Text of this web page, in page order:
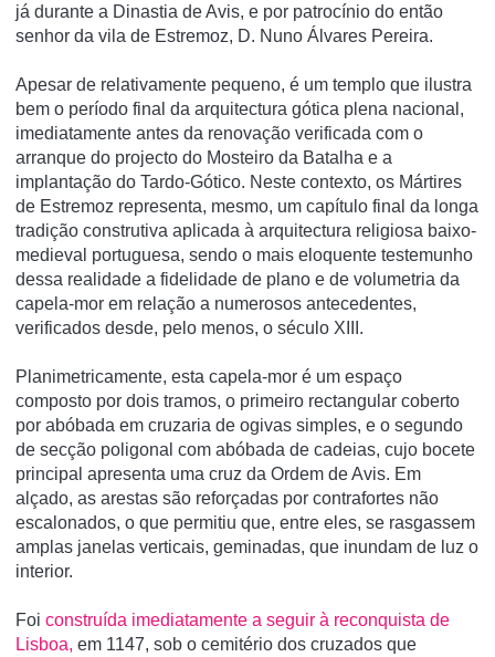
já durante a Dinastia de Avis, e por patrocínio do então
senhor da vila de Estremoz, D. Nuno Álvares Pereira.
Apesar de relativamente pequeno, é um templo que ilustra
bem o período final da arquitectura gótica plena nacional,
imediatamente antes da renovação verificada com o
arranque do projecto do Mosteiro da Batalha e a
implantação do Tardo-Gótico. Neste contexto, os Mártires
de Estremoz representa, mesmo, um capítulo final da longa
tradição construtiva aplicada à arquitectura religiosa baixo-
medieval portuguesa, sendo o mais eloquente testemunho
dessa realidade a fidelidade de plano e de volumetria da
capela-mor em relação a numerosos antecedentes,
verificados desde, pelo menos, o século XIII.
Planimetricamente, esta capela-mor é um espaço
composto por dois tramos, o primeiro rectangular coberto
por abóbada em cruzaria de ogivas simples, e o segundo
de secção poligonal com abóbada de cadeias, cujo bocete
principal apresenta uma cruz da Ordem de Avis. Em
alçado, as arestas são reforçadas por contrafortes não
escalonados, o que permitiu que, entre eles, se rasgassem
amplas janelas verticais, geminadas, que inundam de luz o
interior.
Foi construída imediatamente a seguir à reconquista de
Lisboa, em 1147, sob o cemitério dos cruzados que